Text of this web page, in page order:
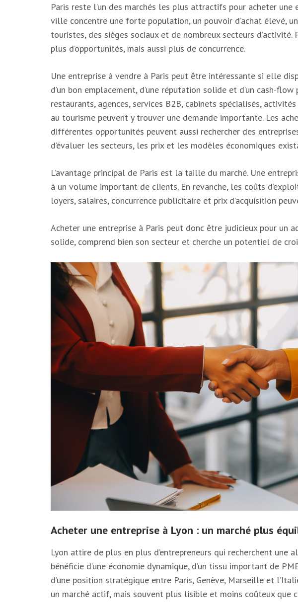
Paris reste l’un des marchés les plus attractifs pour acheter une
ville concentre une forte population, un pouvoir d’achat élevé,
touristes, des sièges sociaux et de nombreux secteurs d’activité.
plus d’opportunités, mais aussi plus de concurrence.
Une entreprise à vendre à Paris peut être intéressante si elle
d’un bon emplacement, d’une réputation solide et d’un cash-
restaurants, agences, services B2B, cabinets spécialisés,
au tourisme peuvent y trouver une demande importante. Les
différentes opportunités peuvent aussi rechercher des
d’évaluer les secteurs, les prix et les modèles économiques
L’avantage principal de Paris est la taille du marché. Une
à un volume important de clients. En revanche, les coûts
loyers, salaires, concurrence publicitaire et prix d’acquisition
Acheter une entreprise à Paris peut donc être judicieux pour un
solide, comprend bien son secteur et cherche un potentiel de
Acheter une entreprise à Lyon : un marché plus
Lyon attire de plus en plus d’entrepreneurs qui recherchent une
bénéficie d’une économie dynamique, d’un tissu important de
d’une position stratégique entre Paris, Genève, Marseille et
un marché actif, mais souvent plus lisible et moins coûteux que